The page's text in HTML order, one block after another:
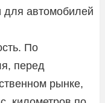
для автомобилей
По
перед
рынке,